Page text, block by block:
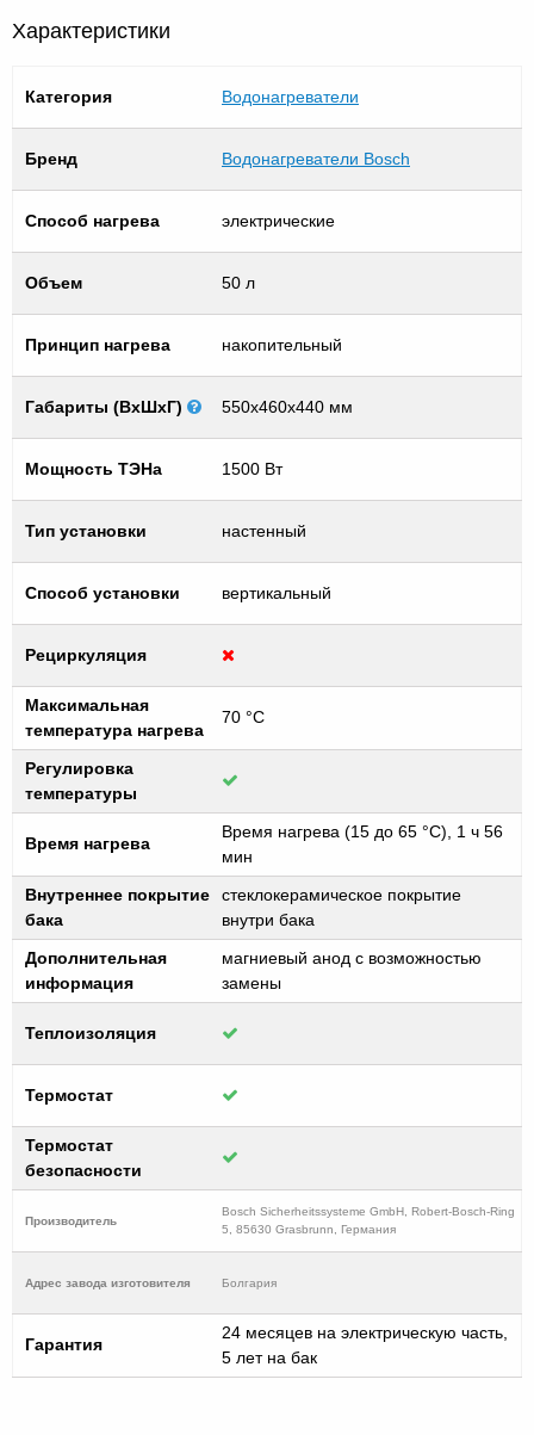
Характеристики
Категория Водонагреватели
Бренд Водонагреватели Bosch
Способ нагрева электрические
Объем 50 л
Принцип нагрева накопительный
Габариты (ВхШхГ) 550x460x440 мм
Мощность ТЭНа 1500 Вт
Тип установки настенный
Способ установки вертикальный
Рециркуляция
Максимальная
температура нагрева
70 °C
Регулировка
температуры
Время нагрева
Время нагрева (15 до 65 °С), 1 ч 56
мин
Внутреннее покрытие
бака
стеклокерамическое покрытие
внутри бака
Дополнительная
информация
магниевый анод с возможностью
замены
Теплоизоляция
Термостат
Термостат
безопасности
Производитель
Bosch Sicherheitssysteme GmbH, Robert-Bosch-Ring
5, 85630 Grasbrunn, Германия
Адрес завода изготовителя Болгария
Гарантия
24 месяцев на электрическую часть,
5 лет на бак